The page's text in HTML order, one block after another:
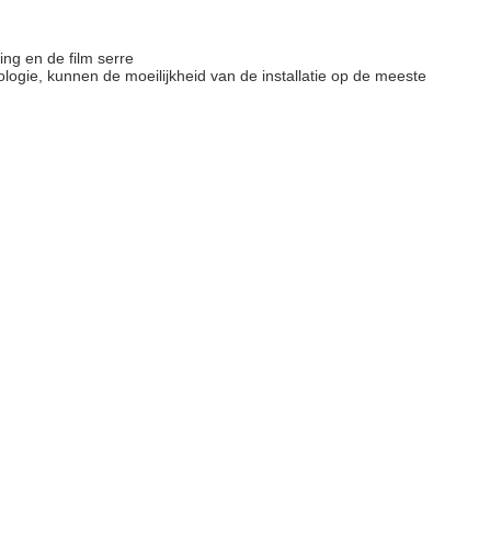
en de film serre
kunnen de moeilijkheid van de installatie op de meeste